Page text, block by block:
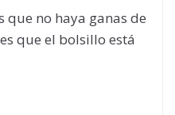
que no haya ganas de
que el bolsillo está